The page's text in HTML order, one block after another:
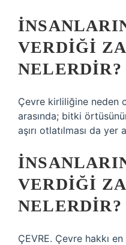
VERDIĞI
NELERDIR?
Çevre kirliliğine neden
arasında; bitki
aşırı otlatılması da yer
VERDIĞI
NELERDIR?
ÇEVRE. Çevre hakkı